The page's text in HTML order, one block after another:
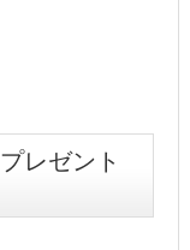
プレゼント